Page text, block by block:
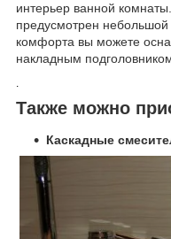
интерьер ванной
предусмотрен
комфорта вы можете
накладным
.
Также можно
Каскадные